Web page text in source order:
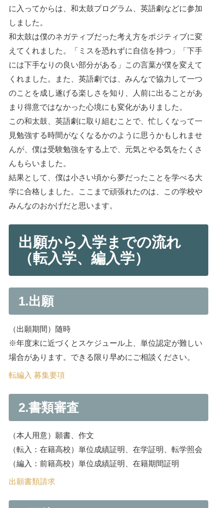
に入ってからは、和太鼓プログラム、英語劇などに参加
しました。
和太鼓は僕のネガティブだった考え方をポジティブに変
えてくれました。「ミスを恐れずに自信を持つ」「下手
には下手なりの良い部分がある」この言葉が僕を変えて
くれました。また、英語劇では、みんなで協力して一つ
のことを成し遂げる楽しさを知り、人前に出ることがあ
まり得意ではなかった心境にも変化がありました。
この和太鼓、英語劇に取り組むことで、忙しくなって一
見勉強する時間がなくなるかのように思うかもしれませ
んが、僕は受験勉強をする上で、元気とやる気をたくさ
んもらいました。
結果として、僕は小さい頃から夢だったことを学べる大
学に合格しました。ここまで頑張れたのは、この学校や
みんなのおかげだと思います。
出願から入学までの流れ
（転入学、編入学）
1.出願
（出願期間）随時
※年度末に近づくとスケジュール上、単位認定が難しい
場合があります。できる限り早めにご相談ください。
転編入 募集要項
2.書類審査
（本人用意）願書、作文
（転入：在籍高校）単位成績証明、在学証明、転学照会
（編入：前籍高校）単位成績証明、在籍期間証明
出願書類請求